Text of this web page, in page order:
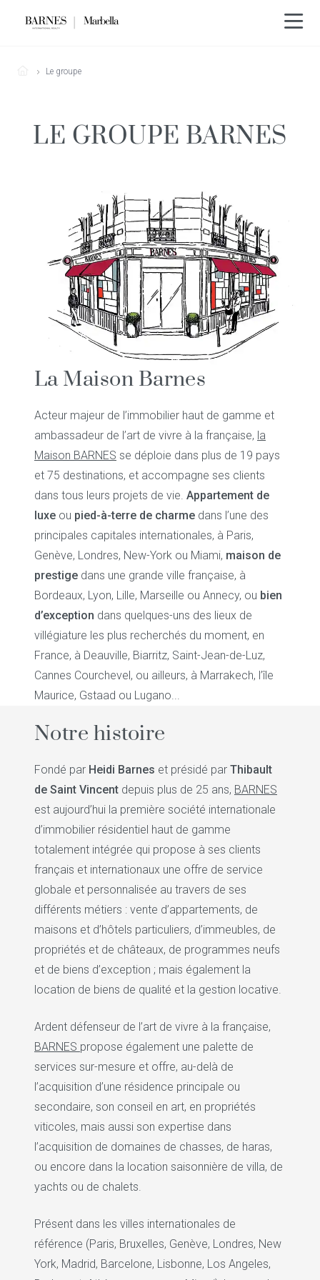
Le groupe
LE GROUPE BARNES
La Maison Barnes
Acteur majeur de l’immobilier haut de gamme et
ambassadeur de l’art de vivre à la française, la
Maison BARNES se déploie dans plus de 19 pays
et 75 destinations, et accompagne ses clients
dans tous leurs projets de vie. Appartement de
luxe ou pied-à-terre de charme dans l’une des
principales capitales internationales, à Paris,
Genève, Londres, New-York ou Miami, maison de
prestige dans une grande ville française, à
Bordeaux, Lyon, Lille, Marseille ou Annecy, ou bien
d’exception dans quelques-uns des lieux de
villégiature les plus recherchés du moment, en
France, à Deauville, Biarritz, Saint-Jean-de-Luz,
Cannes Courchevel, ou ailleurs, à Marrakech, l’île
Maurice, Gstaad ou Lugano...
Notre histoire
Fondé par Heidi Barnes et présidé par Thibault
de Saint Vincent depuis plus de 25 ans, BARNES
est aujourd’hui la première société internationale
d’immobilier résidentiel haut de gamme
totalement intégrée qui propose à ses clients
français et internationaux une offre de service
globale et personnalisée au travers de ses
différents métiers : vente d’appartements, de
maisons et d’hôtels particuliers, d’immeubles, de
propriétés et de châteaux, de programmes neufs
et de biens d’exception ; mais également la
location de biens de qualité et la gestion locative.
Ardent défenseur de l’art de vivre à la française,
BARNES propose également une palette de
services sur-mesure et offre, au-delà de
l’acquisition d’une résidence principale ou
secondaire, son conseil en art, en propriétés
viticoles, mais aussi son expertise dans
l’acquisition de domaines de chasses, de haras,
ou encore dans la location saisonnière de villa, de
yachts ou de chalets.
Présent dans les villes internationales de
référence (Paris, Bruxelles, Genève, Londres, New
York, Madrid, Barcelone, Lisbonne, Los Angeles,